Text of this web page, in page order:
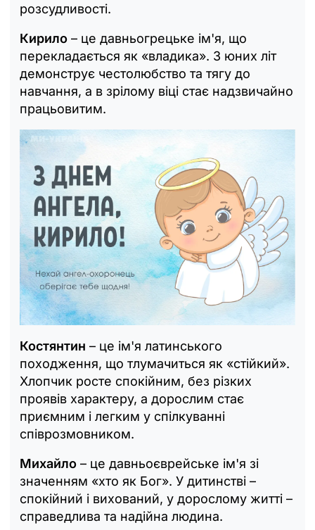
розсудливості.
Кирило – це давньогрецьке ім'я, що
перекладається як «владика». З юних літ
демонструє честолюбство та тягу до
навчання, а в зрілому віці стає надзвичайно
працьовитим.
Костянтин – це ім'я латинського
походження, що тлумачиться як «стійкий».
Хлопчик росте спокійним, без різких
проявів характеру, а дорослим стає
приємним і легким у спілкуванні
співрозмовником.
Михайло – це давньоєврейське ім'я зі
значенням «хто як Бог». У дитинстві –
спокійний і вихований, у дорослому житті –
справедлива та надійна людина.